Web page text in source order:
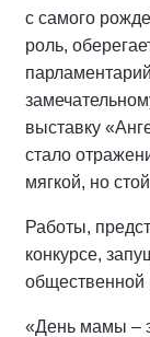
с самого
роль,
выставку
стало
мягкой, но
Работы,
конкурсе,
«День мамы –